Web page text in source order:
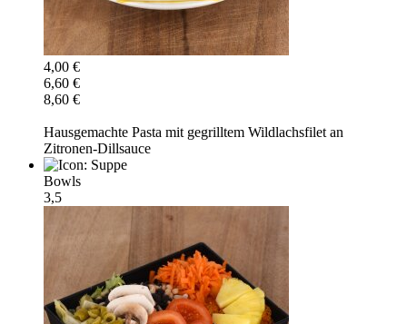
4,00 €
6,60 €
8,60 €
Hausgemachte Pasta mit gegrilltem Wildlachsfilet an
Zitronen-Dillsauce
Bowls
3,5